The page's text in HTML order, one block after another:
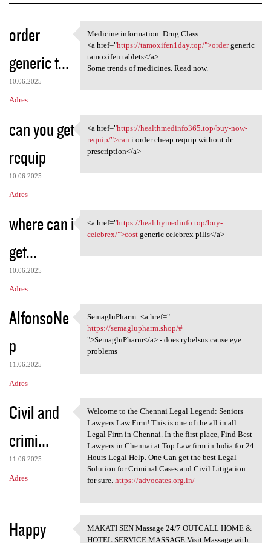
K
o
m
e
n
a
z
e
order
generic t...
10.06.2025
Adres
Medicine information. Drug
Medicine information. Drug Class.
<a href="https://tamoxifen1day.top/">ordergeneric
tamoxifen tablets</a>
Some trends of medicines. Read now.
can you get
requip
10.06.2025
Adres
<a href="https:/
<a href="https://healthmedinfo365.top/buy-now-
requip/">can i order cheap requip without dr
prescription</a>
where can i
get...
10.06.2025
Adres
<a href="https:/
<a href="https://healthymedinfo.top/buy-
celebrex/">costgeneric celebrex pills</a>
AlfonsoNe
p
11.06.2025
Adres
SemagluPharm: <a href=" https
SemagluPharm: <a href="
https://semaglupharm.shop/#
">SemagluPharm</a> - does rybelsus cause eye
problems
Civil and
crimi...
11.06.2025
Adres
Welcome to the Chennai Legal
Welcome to the Chennai Legal Legend: Seniors
Lawyers Law Firm! This is one of the all in all
Legal Firm in Chennai. In the first place, Find Best
Lawyers in Chennai at Top Law firm in India for 24
Hours Legal Help. One Can get the best Legal
Solution for Criminal Cases and Civil Litigation
for sure. https://advocates.org.in/
Happy MAKATI SEN Massage 24/7
MAKATI SEN Massage 24/7 OUTCALL HOME &
HOTEL SERVICE MASSAGE Visit Massage with